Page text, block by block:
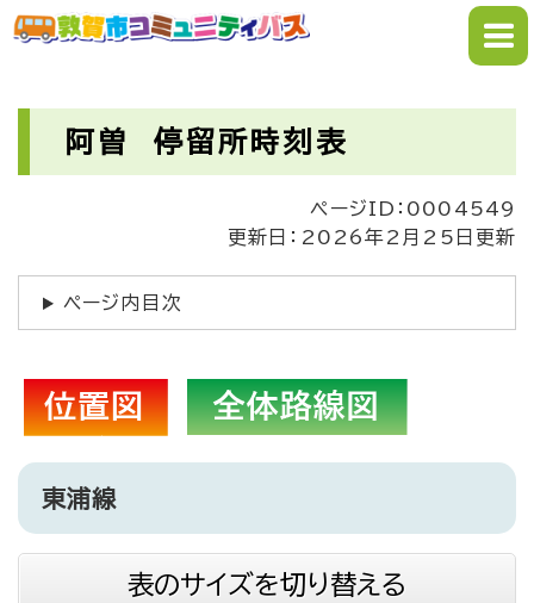
ペ
ー
メニューを飛ばして本文へ
阿曽 停留所時刻表
ページID：0004549
更新日：2026年2月25日更新
ページ内目次
東浦線
表のサイズを切り替える